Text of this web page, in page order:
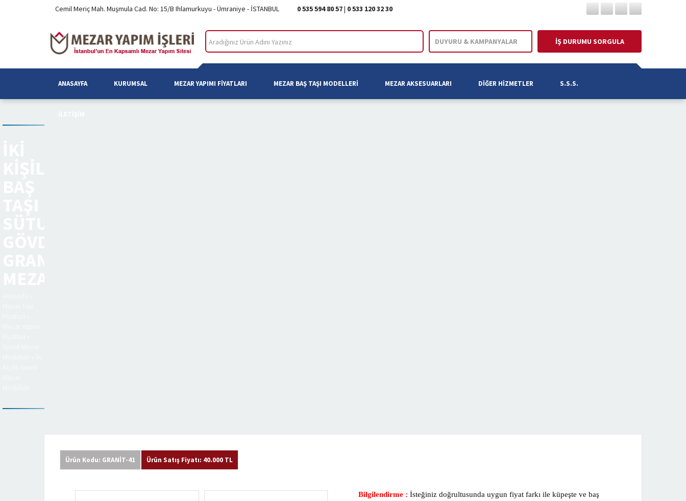
Cemil Meriç Mah. Muşmula Cad. No: 15/B Ihlamurkuyu - Ümraniye - İSTANBUL 0 535 594 80 57| 0 533 120 32 30
DUYURU & KAMPANYALAR İŞ DURUMU SORGULA
ANASAYFA KURUMSAL MEZAR YAPIMI FIYATLARI MEZAR BAŞ TAŞI MODELLERI MEZAR AKSESUARLARI DIĞER HIZMETLER S.S.S.
Ürün Kodu: GRANİT-41 Ürün Satış Fiyatı: 40.000 TL
Bilgilendirme : İsteğiniz doğrultusunda uygun fiyat farkı ile küpeşte ve baş